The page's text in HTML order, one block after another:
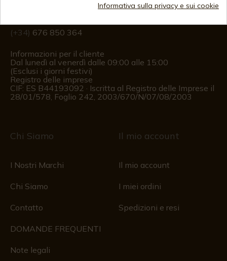
(+34) 676 850 364
Informazioni per il cliente
Dal lunedì al venerdì dalle 09:00 alle 15:00
(Esclusi i giorni festivi)
Registro delle imprese
CIF: ES B44193092 · Iscritta al Registro delle Imprese il
28/01/578, Foglio 242, 2003/670/N/07/08/2003
Chi Siamo
I Nostri Marchi
Chi Siamo
Contatto
DOMANDE FREQUENTI
Note legali
Il mio account
Il mio account
I miei ordini
Spedizioni e resi
Informativa sulla privacy e sui cookie